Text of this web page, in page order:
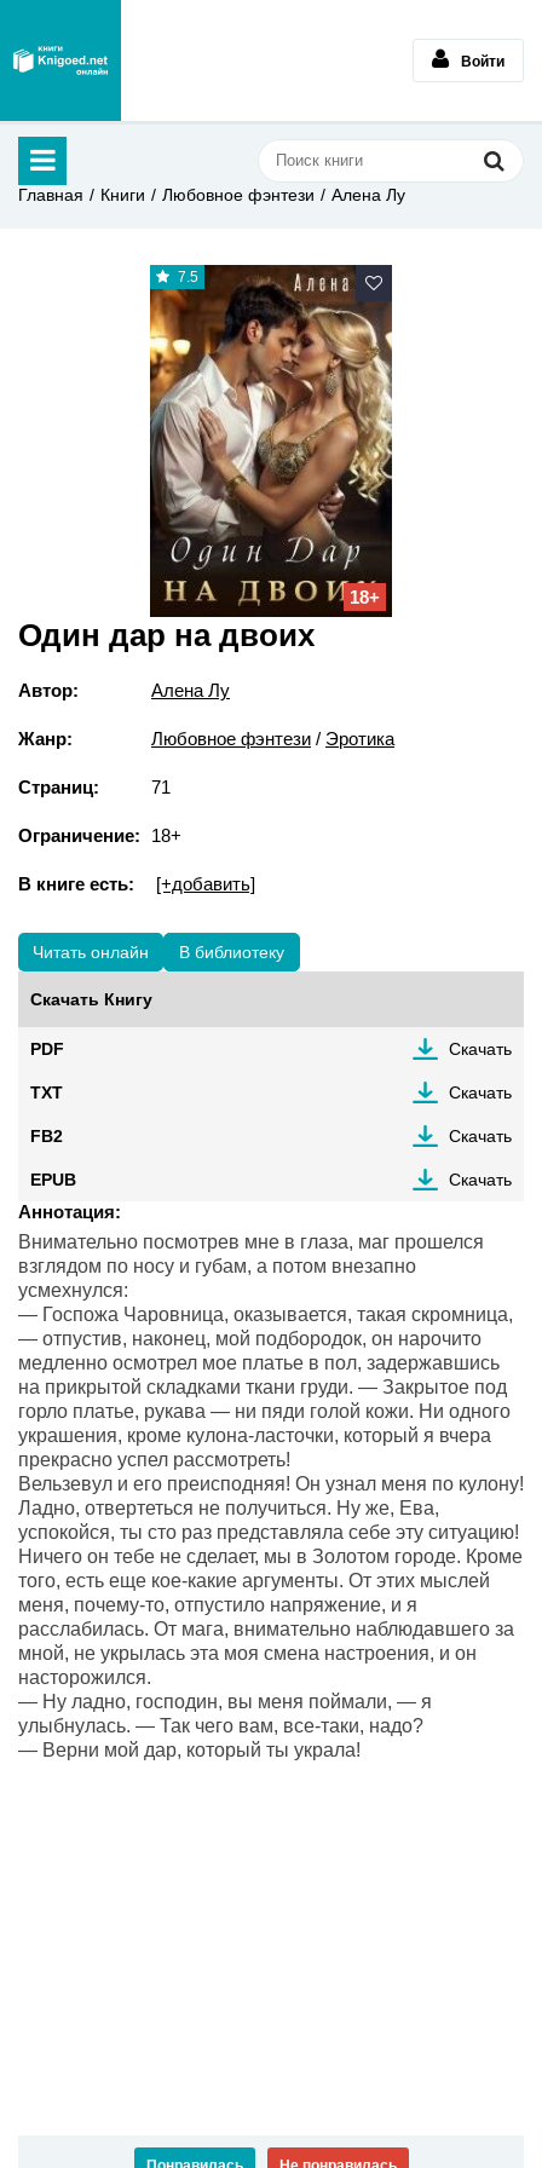
Войти
Главная Книги Любовное фэнтези Алена Лу
7.5
18+
Один дар на двоих
Автор: Алена Лу
Жанр: Любовное фэнтези / Эротика
Страниц: 71
Ограничение: 18+
В книге есть: [+добавить]
Читать онлайн В библиотеку
Скачать Книгу
PDF Скачать
TXT Скачать
FB2 Скачать
EPUB Скачать
Аннотация:
Внимательно посмотрев мне в глаза, маг прошелся
взглядом по носу и губам, а потом внезапно
усмехнулся:
— Госпожа Чаровница, оказывается, такая скромница,
— отпустив, наконец, мой подбородок, он нарочито
медленно осмотрел мое платье в пол, задержавшись
на прикрытой складками ткани груди. — Закрытое под
горло платье, рукава — ни пяди голой кожи. Ни одного
украшения, кроме кулона-ласточки, который я вчера
прекрасно успел рассмотреть!
Вельзевул и его преисподняя! Он узнал меня по кулону!
Ладно, отвертеться не получиться. Ну же, Ева,
успокойся, ты сто раз представляла себе эту ситуацию!
Ничего он тебе не сделает, мы в Золотом городе. Кроме
того, есть еще кое-какие аргументы. От этих мыслей
меня, почему-то, отпустило напряжение, и я
расслабилась. От мага, внимательно наблюдавшего за
мной, не укрылась эта моя смена настроения, и он
насторожился.
— Ну ладно, господин, вы меня поймали, — я
улыбнулась. — Так чего вам, все-таки, надо?
— Верни мой дар, который ты украла!